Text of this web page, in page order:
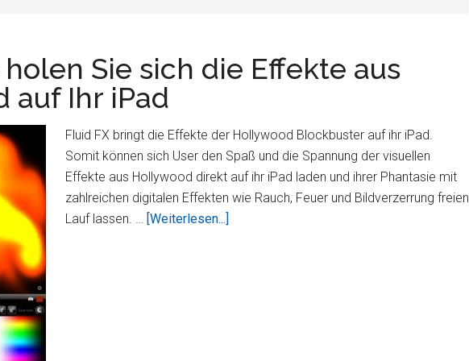
holen Sie sich die Effekte aus
auf Ihr iPad
Fluid FX bringt die Effekte der Hollywood Blockbuster auf ihr iPad.
Somit können sich User den Spaß und die Spannung der visuellen
Effekte aus Hollywood direkt auf ihr iPad laden und ihrer Phantasie mit
zahlreichen digitalen Effekten wie Rauch, Feuer und Bildverzerrung freien
Lauf lassen. … [Weiterlesen...]